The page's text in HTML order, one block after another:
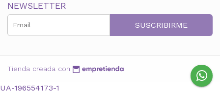
NEWSLETTER
SUSCRIBIRME
Tienda creada con
UA-196554173-1